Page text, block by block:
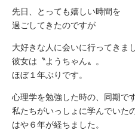
先日、とっても嬉しい時間を
過ごしてきたのですが
大好きな人に会いに行ってきまし
彼女は〝ようちゃん〟。
ほぼ１年ぶりです。
心理学を勉強した時の、同期です
私たちがいっしょに学んでいた
はや６年が経ちました。